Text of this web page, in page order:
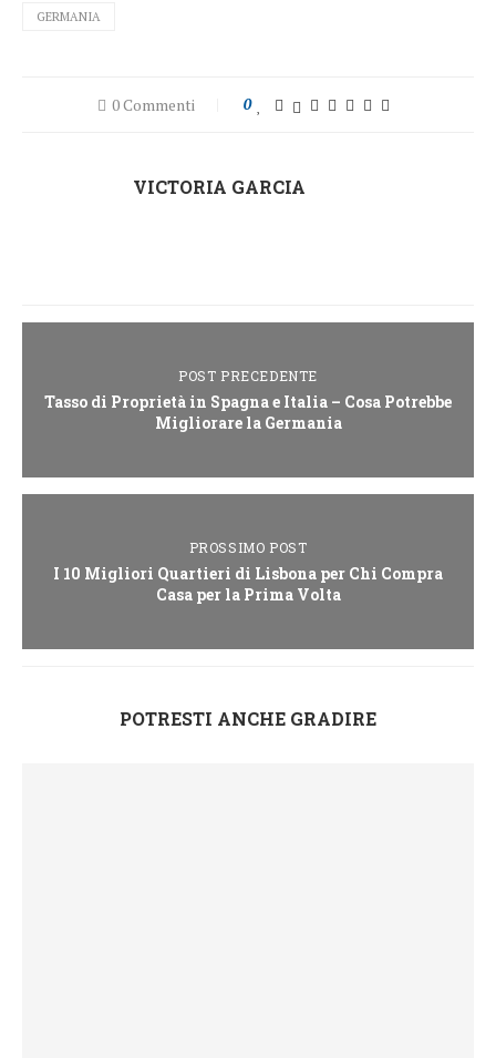
GERMANIA
0 Commenti 0
VICTORIA GARCIA
POST PRECEDENTE
Tasso di Proprietà in Spagna e Italia – Cosa Potrebbe
Migliorare la Germania
PROSSIMO POST
I 10 Migliori Quartieri di Lisbona per Chi Compra
Casa per la Prima Volta
POTRESTI ANCHE GRADIRE